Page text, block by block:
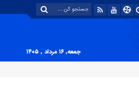
جمعه, ۱۶ مرداد , ۱۴۰۵